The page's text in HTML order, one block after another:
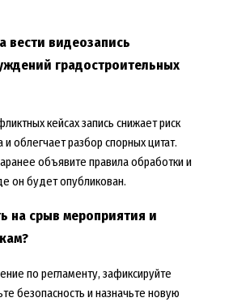
вести видеозапись
градостроительных
кейсах запись снижает риск
облегчает разбор спорных цитат.
объявите правила обработки и
он будет опубликован.
на срыв мероприятия и
по регламенту, зафиксируйте
безопасность и назначьте новую